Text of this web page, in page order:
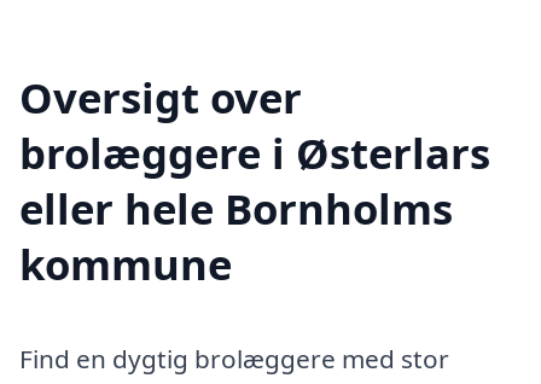
Oversigt over
brolæggere i Østerlars
eller hele Bornholms
kommune
Find en dygtig brolæggere med stor